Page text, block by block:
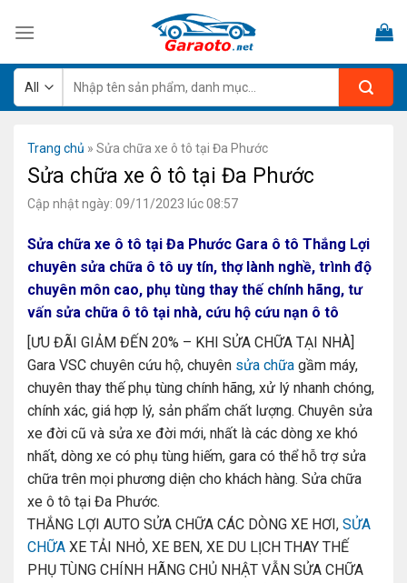
kiếm:
Trang chủ » Sửa chữa xe ô tô tại Đa Phước
Sửa chữa xe ô tô tại Đa Phước
Cập nhật ngày: 09/11/2023 lúc 08:57
Sửa chữa xe ô tô tại Đa Phước Gara ô tô Thắng Lợi
chuyên sửa chữa ô tô uy tín, thợ lành nghề, trình độ
chuyên môn cao, phụ tùng thay thế chính hãng, tư
vấn sửa chữa ô tô tại nhà, cứu hộ cứu nạn ô tô
[ƯU ĐÃI GIẢM ĐẾN 20% – KHI SỬA CHỮA TẠI NHÀ]
Gara VSC chuyên cứu hộ, chuyên sửa chữa gầm máy,
chuyên thay thế phụ tùng chính hãng, xử lý nhanh chóng,
chính xác, giá hợp lý, sản phẩm chất lượng. Chuyên sửa
xe đời cũ và sửa xe đời mới, nhất là các dòng xe khó
nhất, dòng xe có phụ tùng hiếm, gara có thể hỗ trợ sửa
chữa trên mọi phương diện cho khách hàng. Sửa chữa
xe ô tô tại Đa Phước.
THẮNG LỢI AUTO SỬA CHỮA CÁC DÒNG XE HƠI, SỬA
CHỮA XE TẢI NHỎ, XE BEN, XE DU LỊCH THAY THẾ
PHỤ TÙNG CHÍNH HÃNG CHỦ NHẬT VẪN SỬA CHỮA